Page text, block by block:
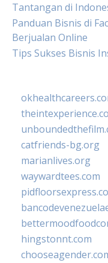
Tantangan di
Panduan Bisnis di
Berjualan Online
Tips Sukses Bisnis
catfriends-bg.org
marianlives.org
waywardtees.com
hingstonnt.com